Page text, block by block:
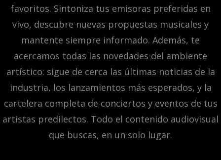
favoritos. Sintoniza tus emisoras preferidas en
vivo, descubre nuevas propuestas musicales y
mantente siempre informado. Además, te
acercamos todas las novedades del ambiente
artístico: sigue de cerca las últimas noticias de la
industria, los lanzamientos más esperados, y la
cartelera completa de conciertos y eventos de tus
artistas predilectos. Todo el contenido audiovisual
que buscas, en un solo lugar.